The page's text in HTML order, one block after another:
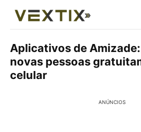
Aplicativos de
novas pessoas
celular
ANÚNCIOS